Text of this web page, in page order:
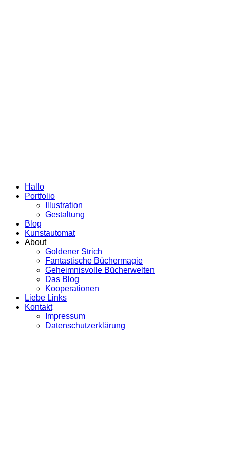
Hallo
Portfolio
Illustration
Gestaltung
Blog
Kunstautomat
About
Goldener Strich
Fantastische Büchermagie
Geheimnisvolle Bücherwelten
Das Blog
Kooperationen
Liebe Links
Kontakt
Impressum
Datenschutzerklärung